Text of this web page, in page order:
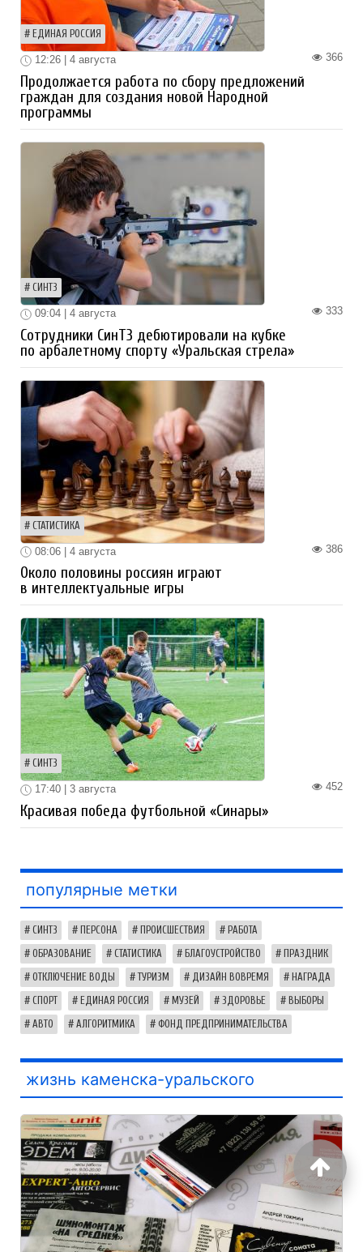
ЕДИНАЯ РОССИЯ
366
12:26 | 4 августа
Продолжается работа по сбору предложений
граждан для создания новой Народной
программы
СИНТЗ
333
09:04 | 4 августа
Сотрудники СинТЗ дебютировали на кубке
по арбалетному спорту «Уральская стрела»
СТАТИСТИКА
386
08:06 | 4 августа
Около половины россиян играют
в интеллектуальные игры
СИНТЗ
452
17:40 | 3 августа
Красивая победа футбольной «Синары»
популярные метки
СИНТЗ ПЕРСОНА ПРОИСШЕСТВИЯ РАБОТА
ОБРАЗОВАНИЕ СТАТИСТИКА БЛАГОУСТРОЙСТВО ПРАЗДНИК
ОТКЛЮЧЕНИЕ ВОДЫ ТУРИЗМ ДИЗАЙН ВОВРЕМЯ НАГРАДА
СПОРТ ЕДИНАЯ РОССИЯ МУЗЕЙ ЗДОРОВЬЕ ВЫБОРЫ
АВТО АЛГОРИТМИКА ФОНД ПРЕДПРИНИМАТЕЛЬСТВА
жизнь каменска-уральского